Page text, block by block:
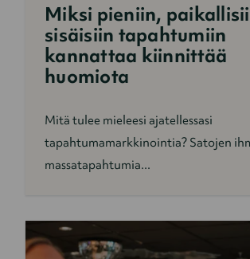
Miksi pieniin,
sisäisiin tapahtumiin
kannattaa kiinnittää
huomiota
Mitä tulee mieleesi ajatellessasi
tapahtumamarkkinointia? Satojen
massatapahtumia...